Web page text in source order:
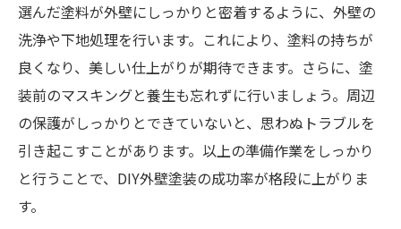
選んだ塗料が外壁にしっかりと密着するように、外壁の
洗浄や下地処理を行います。これにより、塗料の持ちが
良くなり、美しい仕上がりが期待できます。さらに、塗
装前のマスキングと養生も忘れずに行いましょう。周辺
の保護がしっかりとできていないと、思わぬトラブルを
引き起こすことがあります。以上の準備作業をしっかり
と行うことで、DIY外壁塗装の成功率が格段に上がりま
す。